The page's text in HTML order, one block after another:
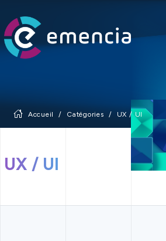
Accueil Catégories UX / UI
UX / UI